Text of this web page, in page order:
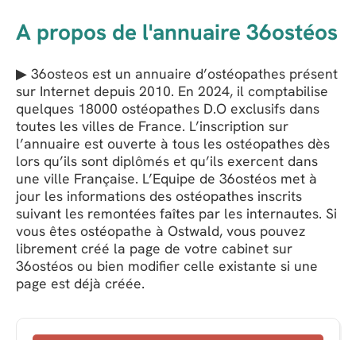
A propos de l'annuaire 36ostéos
▶ 36osteos est un annuaire d’ostéopathes présent
sur Internet depuis 2010. En 2024, il comptabilise
quelques 18000 ostéopathes D.O exclusifs dans
toutes les villes de France. L’inscription sur
l’annuaire est ouverte à tous les ostéopathes dès
lors qu’ils sont diplômés et qu’ils exercent dans
une ville Française. L’Equipe de 36ostéos met à
jour les informations des ostéopathes inscrits
suivant les remontées faîtes par les internautes. Si
vous êtes ostéopathe à Ostwald, vous pouvez
librement créé la page de votre cabinet sur
36ostéos ou bien modifier celle existante si une
page est déjà créée.